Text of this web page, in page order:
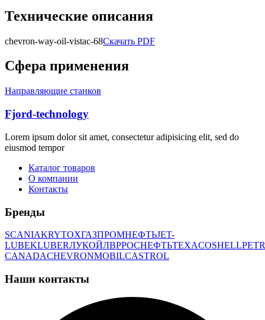
Технические описания
chevron-way-oil-vistac-68Скачать PDF
Сфера применения
Направляющие станков
Fjord-technology
Lorem ipsum dolor sit amet, consectetur adipisicing elit, sed do
eiusmod tempor
Каталог товаров
О компании
Контакты
Бренды
SCANIAKRYTOXГАЗПРОМНЕФТЬJET-
LUBEKLUBERЛУКОЙЛBPРОСНЕФТЬTEXACOSHELL
CANADACHEVRONMOBILCASTROL
Наши контакты